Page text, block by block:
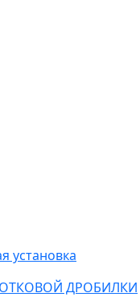
установка
ДРОБИЛКИ